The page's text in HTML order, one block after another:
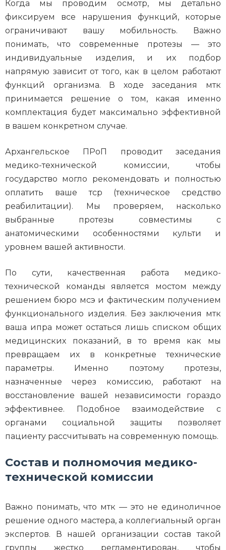
Когда мы проводим осмотр, мы детально
фиксируем все нарушения функций, которые
ограничивают вашу мобильность. Важно
понимать, что современные протезы — это
индивидуальные изделия, и их подбор
напрямую зависит от того, как в целом работают
функций организма. В ходе заседания мтк
принимается решение о том, какая именно
комплектация будет максимально эффективной
в вашем конкретном случае.
Архангельское ПРоП проводит заседания
медико-технической комиссии, чтобы
государство могло рекомендовать и полностью
оплатить ваше тср (техническое средство
реабилитации). Мы проверяем, насколько
выбранные протезы совместимы с
анатомическими особенностями культи и
уровнем вашей активности.
По сути, качественная работа медико-
технической команды является мостом между
решением бюро мсэ и фактическим получением
функционального изделия. Без заключения мтк
ваша ипра может остаться лишь списком общих
медицинских показаний, в то время как мы
превращаем их в конкретные технические
параметры. Именно поэтому протезы,
назначенные через комиссию, работают на
восстановление вашей независимости гораздо
эффективнее. Подобное взаимодействие с
органами социальной защиты позволяет
пациенту рассчитывать на современную помощь.
Состав и полномочия медико-
технической комиссии
Важно понимать, что мтк — это не единоличное
решение одного мастера, а коллегиальный орган
экспертов. В нашей организации состав такой
группы жестко регламентирован, чтобы